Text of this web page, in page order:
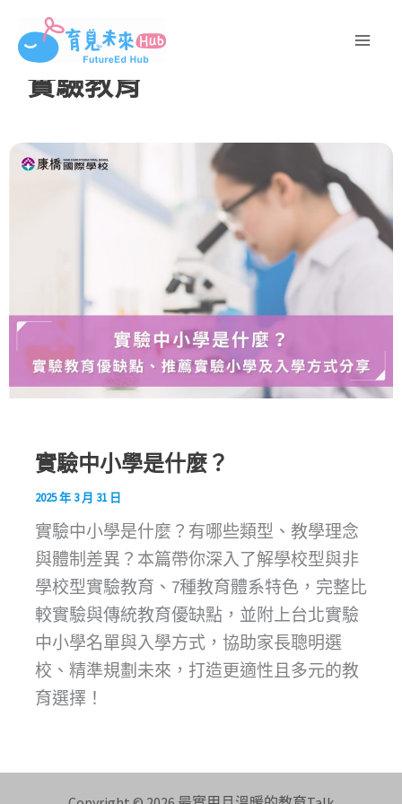
容
實驗教育
實驗中小學是什麼？
2025 年 3 月 31 日
實驗中小學是什麼？有哪些類型、教學理念
與體制差異？本篇帶你深入了解學校型與非
學校型實驗教育、7種教育體系特色，完整比
較實驗與傳統教育優缺點，並附上台北實驗
中小學名單與入學方式，協助家長聰明選
校、精準規劃未來，打造更適性且多元的教
育選擇！